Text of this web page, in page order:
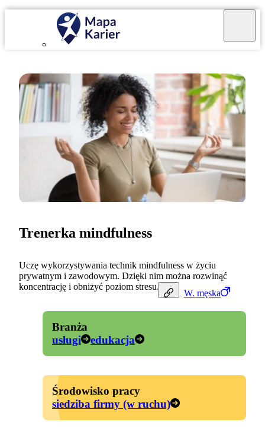
W. męska
Trenerka mindfulness
Uczę wykorzystywania technik mindfulness w życiu
prywatnym i zawodowym. Dzięki nim można rozwinąć
koncentrację i obniżyć poziom stresu.
Branża
usługi
edukacja
Środowisko pracy
siedziba firmy (w ruchu)